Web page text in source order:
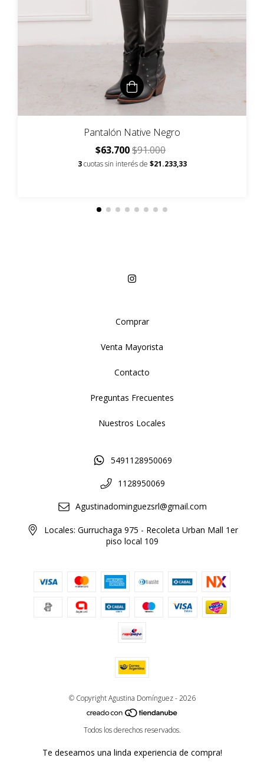
Pantalón Native Negro
$63.700$91.000
3 cuotas sin interés de $21.233,33
Comprar
Venta Mayorista
Contacto
Preguntas Frecuentes
Nuestros Locales
5491128950069
1128950069
Agustinadominguezsrl@gmail.com
Locales: Gurruchaga 975 - Recoleta Urban Mall 1er
piso local 109
© Copyright Agustina Domínguez - 2026
Todos los derechos reservados.
Te deseamos una linda experiencia de compra!